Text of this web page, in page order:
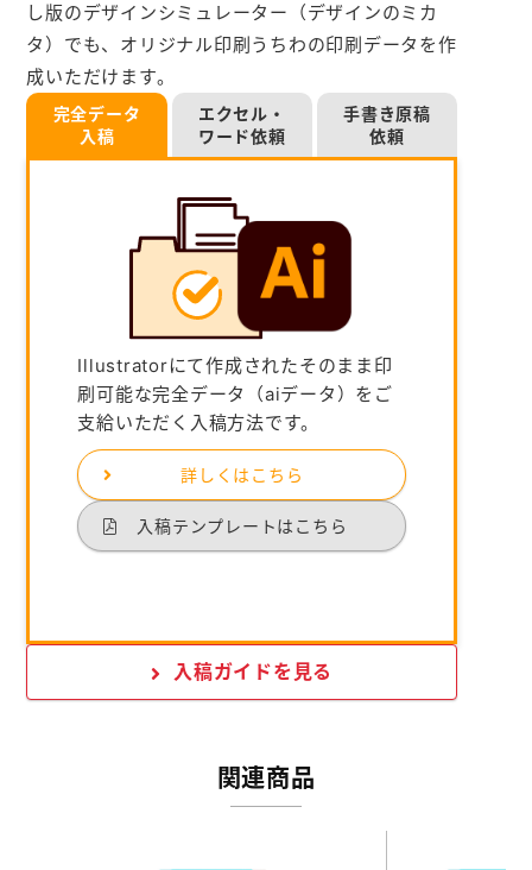
し版のデザインシミュレーター（デザインのミカ
タ）でも、オリジナル印刷うちわの印刷データを作
成いただけます。
完全データ
入稿
エクセル・
ワード依頼
手書き原稿
依頼
Illustratorにて作成されたそのまま印
刷可能な完全データ（aiデータ）をご
支給いただく入稿方法です。
詳しくはこちら
入稿テンプレートはこちら
入稿ガイドを見る
関連商品